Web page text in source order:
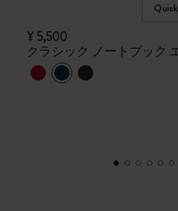
¥ 5,500
クラシック ノートブック